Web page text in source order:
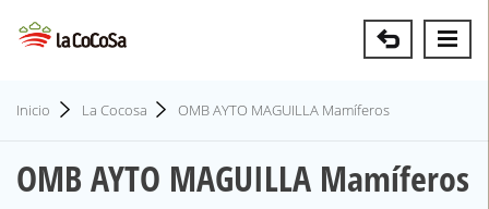
Inicio La Cocosa OMB AYTO MAGUILLA Mamíferos
OMB AYTO MAGUILLA Mamíferos